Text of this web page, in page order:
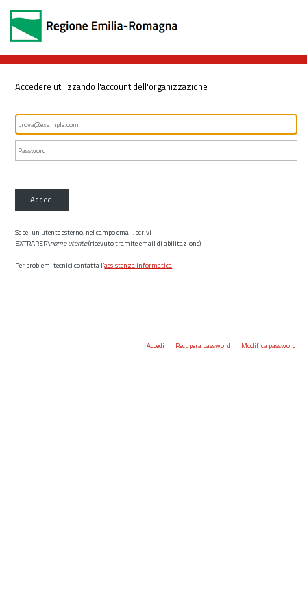
Accedere utilizzando l'account dell'organizzazione
Accedi
Se sei un utente esterno, nel campo email, scrivi
EXTRARER\nome utente(ricevuto tramite email di abilitazione)
Per problemi tecnici contatta l’assistenza informatica.
Accedi Recupera password Modifica password